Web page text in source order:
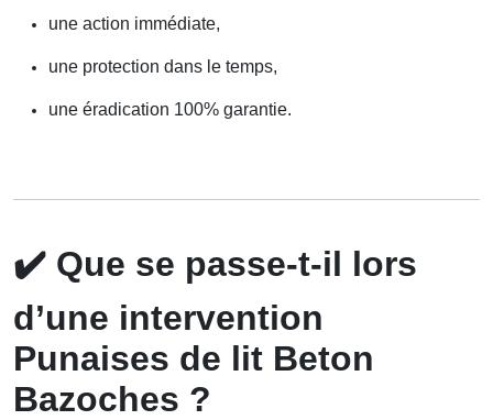
une action immédiate,
une protection dans le temps,
une éradication 100% garantie.
✔️ Que se passe-t-il lors
d’une intervention
Punaises de lit Beton
Bazoches ?